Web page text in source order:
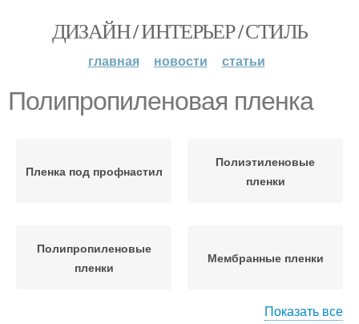
ДИЗАЙН / ИНТЕРЬЕР / СТИЛЬ
главная новости статьи
Полипропиленовая пленка
Пленка под профнастил
Полиэтиленовые
пленки
Полипропиленовые
пленки
Мембранные пленки
Показать все